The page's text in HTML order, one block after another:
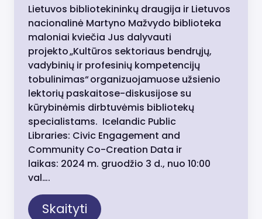
Lietuvos bibliotekininkų draugija ir Lietuvos
nacionalinė Martyno Mažvydo biblioteka
maloniai kviečia Jus dalyvauti
projekto „Kultūros sektoriaus bendrųjų,
vadybinių ir profesinių kompetencijų
tobulinimas“ organizuojamuose užsienio
lektorių paskaitose-diskusijose su
kūrybinėmis dirbtuvėmis bibliotekų
specialistams. Icelandic Public
Libraries: Civic Engagement and
Community Co-Creation Data ir
laikas: 2024 m. gruodžio 3 d., nuo 10:00
val….
Skaityti